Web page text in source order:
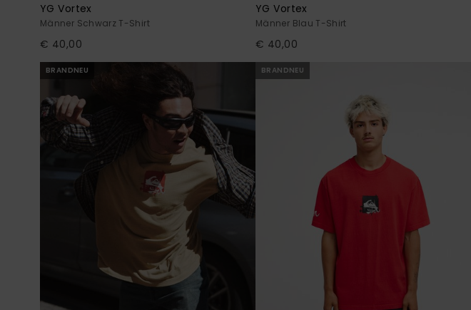
YG Vortex
Männer Schwarz T-Shirt
€ 40,00
YG Vortex
Männer Blau T-Shirt
€ 40,00
BRANDNEU BRANDNEU